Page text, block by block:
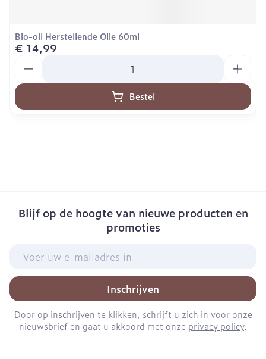
Bio-oil Herstellende Olie 60ml
€ 14,99
Bestel
Blijf op de hoogte van nieuwe producten en
promoties
Inschrijven
Door op inschrijven te klikken, schrijft u zich in voor onze
nieuwsbrief en gaat u akkoord met onze privacy policy.